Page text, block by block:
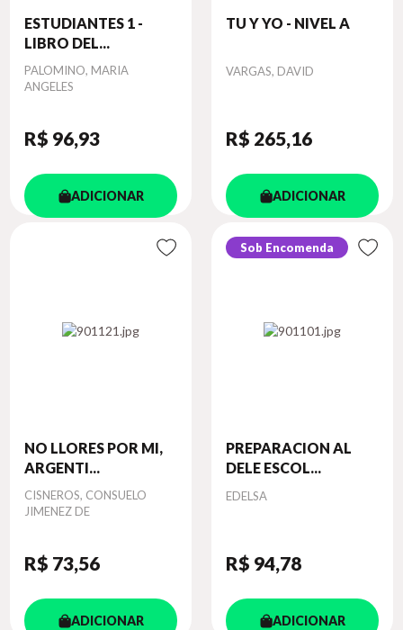
ESTUDIANTES 1 -
LIBRO DEL...
Autor
PALOMINO, MARIA
ANGELES
R$ 96,93
ADICIONAR
TU Y YO - NIVEL A
Autor
VARGAS, DAVID
R$ 265,16
ADICIONAR
NO LLORES POR MI,
ARGENTI...
Autor
CISNEROS, CONSUELO
JIMENEZ DE
R$ 73,56
ADICIONAR
Sob Encomenda
PREPARACION AL
DELE ESCOL...
Autor
EDELSA
R$ 94,78
ADICIONAR